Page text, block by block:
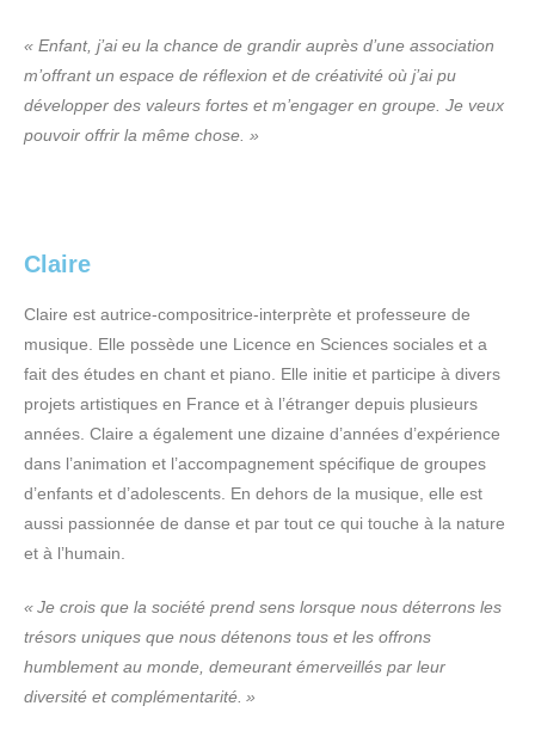
« Enfant, j’ai eu la chance de grandir auprès d’une association
m’offrant un espace de réflexion et de créativité où j’ai pu
développer des valeurs fortes et m’engager en groupe. Je veux
pouvoir offrir la même chose. »
Claire
Claire est autrice-compositrice-interprète et professeure de
musique. Elle possède une Licence en Sciences sociales et a
fait des études en chant et piano. Elle initie et participe à divers
projets artistiques en France et à l’étranger depuis plusieurs
années. Claire a également une dizaine d’années d’expérience
dans l’animation et l’accompagnement spécifique de groupes
d’enfants et d’adolescents. En dehors de la musique, elle est
aussi passionnée de danse et par tout ce qui touche à la nature
et à l’humain.
« Je crois que la société prend sens lorsque nous déterrons les
trésors uniques que nous détenons tous et les offrons
humblement au monde, demeurant émerveillés par leur
diversité et complémentarité. »